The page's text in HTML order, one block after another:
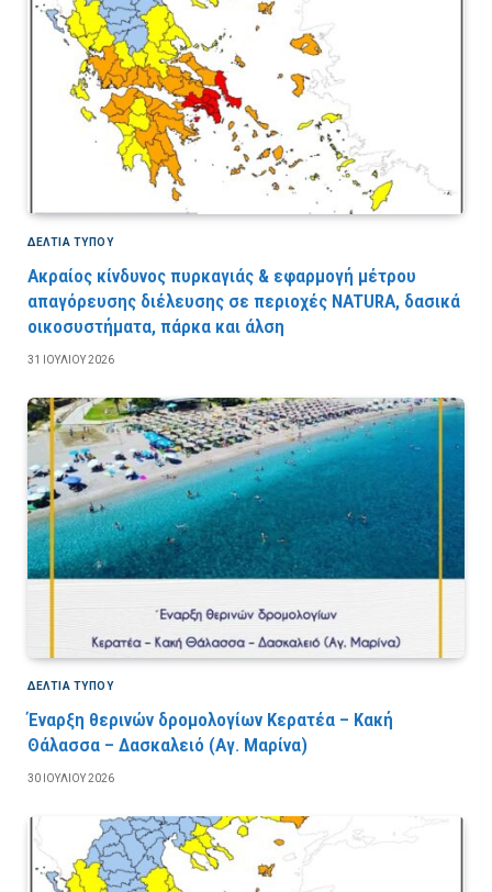
ΔΕΛΤΙΑ ΤΥΠΟΥ
Ακραίος κίνδυνος πυρκαγιάς & εφαρμογή μέτρου
απαγόρευσης διέλευσης σε περιοχές NATURA, δασικά
οικοσυστήματα, πάρκα και άλση
31 ΙΟΥΛΊΟΥ 2026
ΔΕΛΤΙΑ ΤΥΠΟΥ
Έναρξη θερινών δρομολογίων Κερατέα – Κακή
Θάλασσα – Δασκαλειό (Αγ. Μαρίνα)
30 ΙΟΥΛΊΟΥ 2026